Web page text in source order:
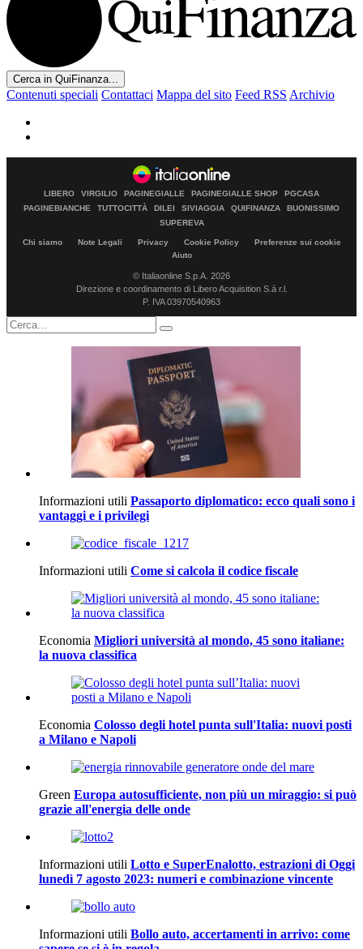
Cerca in QuiFinanza...
Contenuti speciali Contattaci Mappa del sito Feed RSS Archivio
LIBERO VIRGILIO PAGINEGIALLE PAGINEGIALLE SHOP
PGCASA
PAGINEBIANCHE
TUTTOCITTÀ DILEI SIVIAGGIA QUIFINANZA
BUONISSIMO
SUPEREVA
Chi siamo Note Legali Privacy Cookie Policy
Preferenze sui cookie
Aiuto
© Italiaonline S.p.A. 2026
Direzione e coordinamento di Libero Acquisition S.á r.l.
P. IVA 03970540963
Informazioni utili Passaporto diplomatico: ecco quali sono i
vantaggi e i privilegi
Informazioni utili Come si calcola il codice fiscale
Economia Migliori università al mondo, 45 sono italiane:
la nuova classifica
Economia Colosso degli hotel punta sull'Italia: nuovi posti
a Milano e Napoli
Green Europa autosufficiente, non più un miraggio: si può
grazie all'energia delle onde
Informazioni utili Lotto e SuperEnalotto, estrazioni di Oggi
lunedì 7 agosto 2023: numeri e combinazione vincente
Informazioni utili Bollo auto, accertamenti in arrivo: come